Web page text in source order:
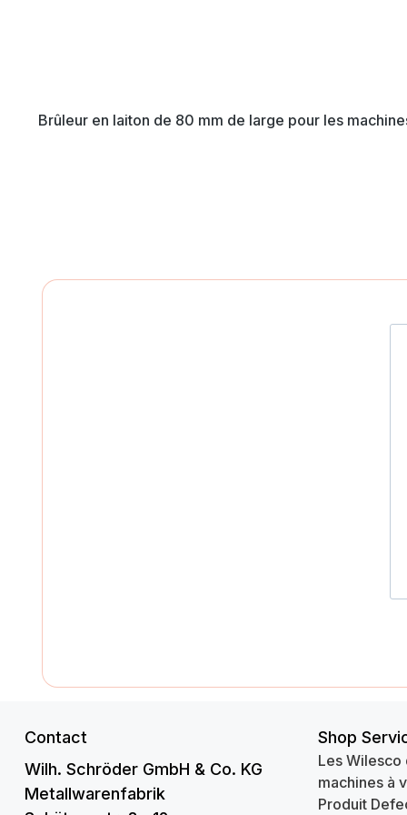
Brûleur en laiton de 80 mm de large pour les
Contact
Wilh. Schröder GmbH & Co. KG
Metallwarenfabrik
Shop
Les
machines à
Produit